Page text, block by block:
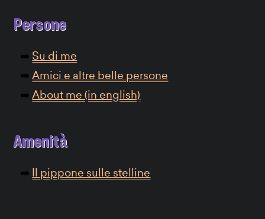
Persone
Su di me
Amici e altre belle persone
About me (in english)
Amenità
Il pippone sulle stelline